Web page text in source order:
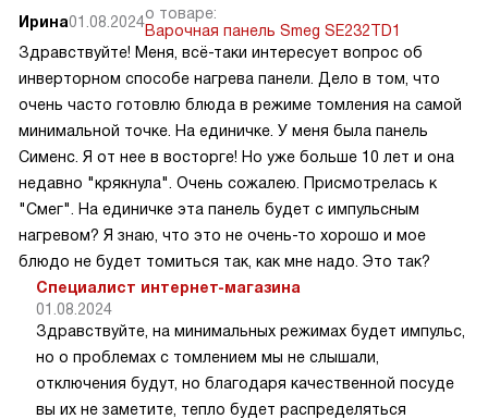
Ирина01.08.2024о товаре:
Варочная панель Smeg SE232TD1
Здравствуйте! Меня, всё-таки интересует вопрос об
инверторном способе нагрева панели. Дело в том, что
очень часто готовлю блюда в режиме томления на самой
минимальной точке. На единичке. У меня была панель
Сименс. Я от нее в восторге! Но уже больше 10 лет и она
недавно "крякнула". Очень сожалею. Присмотрелась к
"Смег". На единичке эта панель будет с импульсным
нагревом? Я знаю, что это не очень-то хорошо и мое
блюдо не будет томиться так, как мне надо. Это так?
Специалист интернет-магазина
01.08.2024
Здравствуйте, на минимальных режимах будет импульс,
но о проблемах с томлением мы не слышали,
отключения будут, но благодаря качественной посуде
вы их не заметите, тепло будет распределяться